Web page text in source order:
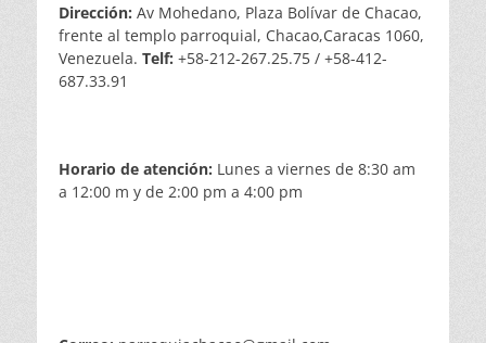
Dirección: Av Mohedano, Plaza Bolívar de Chacao,
frente al templo parroquial, Chacao,Caracas 1060,
Venezuela. Telf: +58-212-267.25.75 / +58-412-
687.33.91
Horario de atención: Lunes a viernes de 8:30 am
a 12:00 m y de 2:00 pm a 4:00 pm